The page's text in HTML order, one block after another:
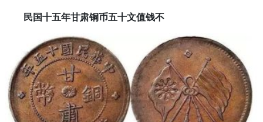
民国十五年甘肃铜币五十文值钱不